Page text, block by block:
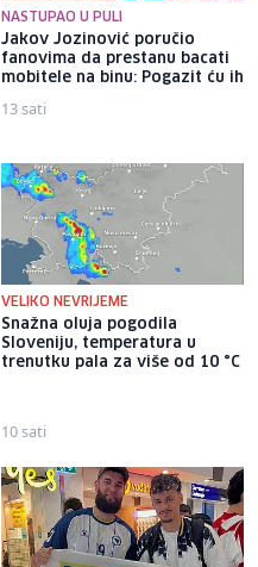
NASTUPAO U PULI
Jakov Jozinović poručio
fanovima da prestanu bacati
mobitele na binu: Pogazit ću ih
13 sati
VELIKO NEVRIJEME
Snažna oluja pogodila
Sloveniju, temperatura u
trenutku pala za više od 10 °C
10 sati